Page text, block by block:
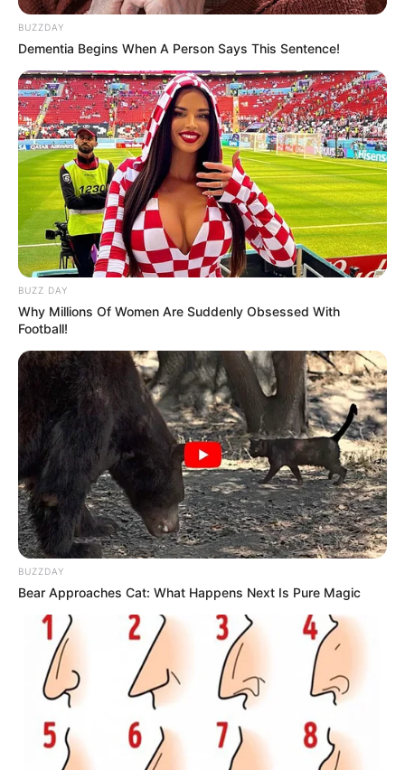
BUZZDAY
Dementia Begins When A Person Says This Sentence!
BUZZ DAY
Why Millions Of Women Are Suddenly Obsessed With
Football!
BUZZDAY
Bear Approaches Cat: What Happens Next Is Pure Magic